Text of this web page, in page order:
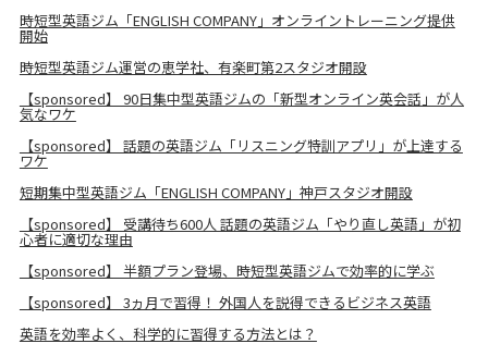
時短型英語ジム「ENGLISH COMPANY」オンライントレーニング提供
開始
時短型英語ジム運営の恵学社、有楽町第2スタジオ開設
【sponsored】 90日集中型英語ジムの「新型オンライン英会話」が人
気なワケ
【sponsored】 話題の英語ジム「リスニング特訓アプリ」が上達する
ワケ
短期集中型英語ジム「ENGLISH COMPANY」神⼾スタジオ開設
【sponsored】 受講待ち600人 話題の英語ジム「やり直し英語」が初
心者に適切な理由
【sponsored】 半額プラン登場、時短型英語ジムで効率的に学ぶ
【sponsored】 3ヵ月で習得！ 外国人を説得できるビジネス英語
英語を効率よく、科学的に習得する方法とは？